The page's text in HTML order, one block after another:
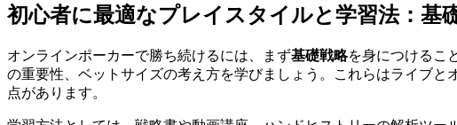
初心者に最適なプレイスタイルと学習法：基
オンラインポーカーで勝ち続けるには、まず基礎戦略を身につけるこ
の重要性、ベットサイズの考え方を学びましょう。これらはライブ
点があります。